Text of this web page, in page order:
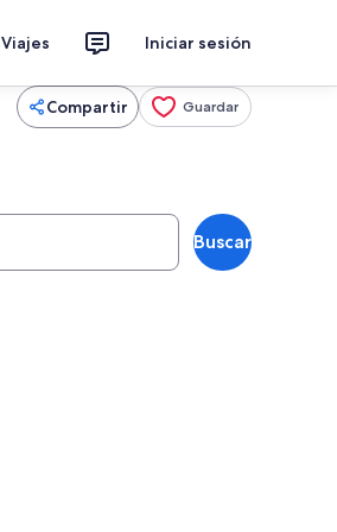
Viajes Iniciar sesión
Compartir Guardar
Buscar